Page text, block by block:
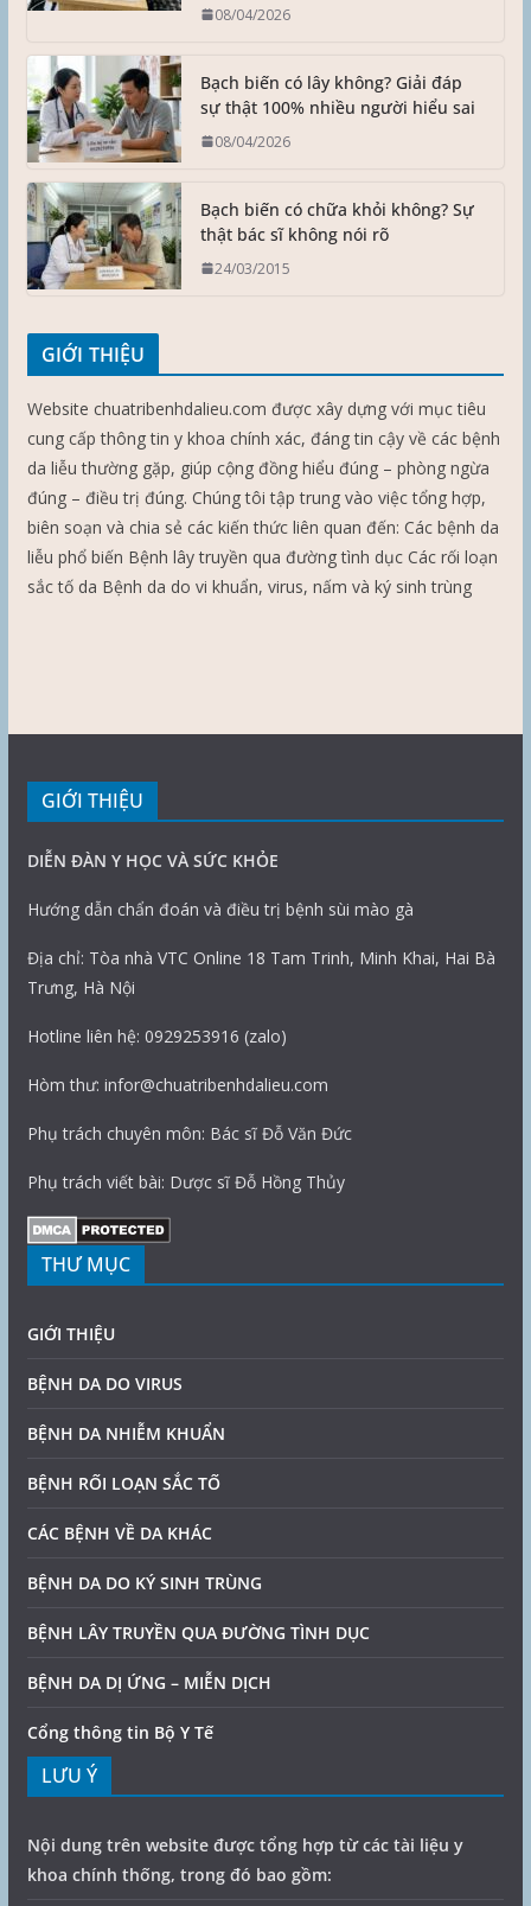
08/04/2026
Bạch biến có lây không? Giải đáp
sự thật 100% nhiều người hiểu sai
08/04/2026
Bạch biến có chữa khỏi không? Sự
thật bác sĩ không nói rõ
24/03/2015
GIỚI THIỆU
Website chuatribenhdalieu.com được xây dựng với mục tiêu
cung cấp thông tin y khoa chính xác, đáng tin cậy về các bệnh
da liễu thường gặp, giúp cộng đồng hiểu đúng – phòng ngừa
đúng – điều trị đúng. Chúng tôi tập trung vào việc tổng hợp,
biên soạn và chia sẻ các kiến thức liên quan đến: Các bệnh da
liễu phổ biến Bệnh lây truyền qua đường tình dục Các rối loạn
sắc tố da Bệnh da do vi khuẩn, virus, nấm và ký sinh trùng
GIỚI THIỆU
DIỄN ĐÀN Y HỌC VÀ SỨC KHỎE
Hướng dẫn chẩn đoán và điều trị bệnh sùi mào gà
Địa chỉ: Tòa nhà VTC Online 18 Tam Trinh, Minh Khai, Hai Bà
Trưng, Hà Nội
Hotline liên hệ: 0929253916 (zalo)
Hòm thư: infor@chuatribenhdalieu.com
Phụ trách chuyên môn: Bác sĩ Đỗ Văn Đức
Phụ trách viết bài: Dược sĩ Đỗ Hồng Thủy
THƯ MỤC
GIỚI THIỆU
BỆNH DA DO VIRUS
BỆNH DA NHIỄM KHUẨN
BỆNH RỐI LOẠN SẮC TỐ
CÁC BỆNH VỀ DA KHÁC
BỆNH DA DO KÝ SINH TRÙNG
BỆNH LÂY TRUYỀN QUA ĐƯỜNG TÌNH DỤC
BỆNH DA DỊ ỨNG – MIỄN DỊCH
Cổng thông tin Bộ Y Tế
LƯU Ý
Nội dung trên website được tổng hợp từ các tài liệu y
khoa chính thống, trong đó bao gồm: